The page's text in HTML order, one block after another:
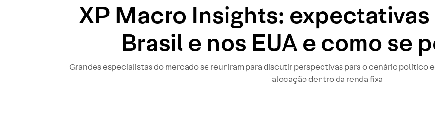
XP Macro Insights:
Brasil e nos EUA e como se
Grandes especialistas do mercado se reuniram para discutir perspectivas para o cenário político
alocação dentro da renda fixa